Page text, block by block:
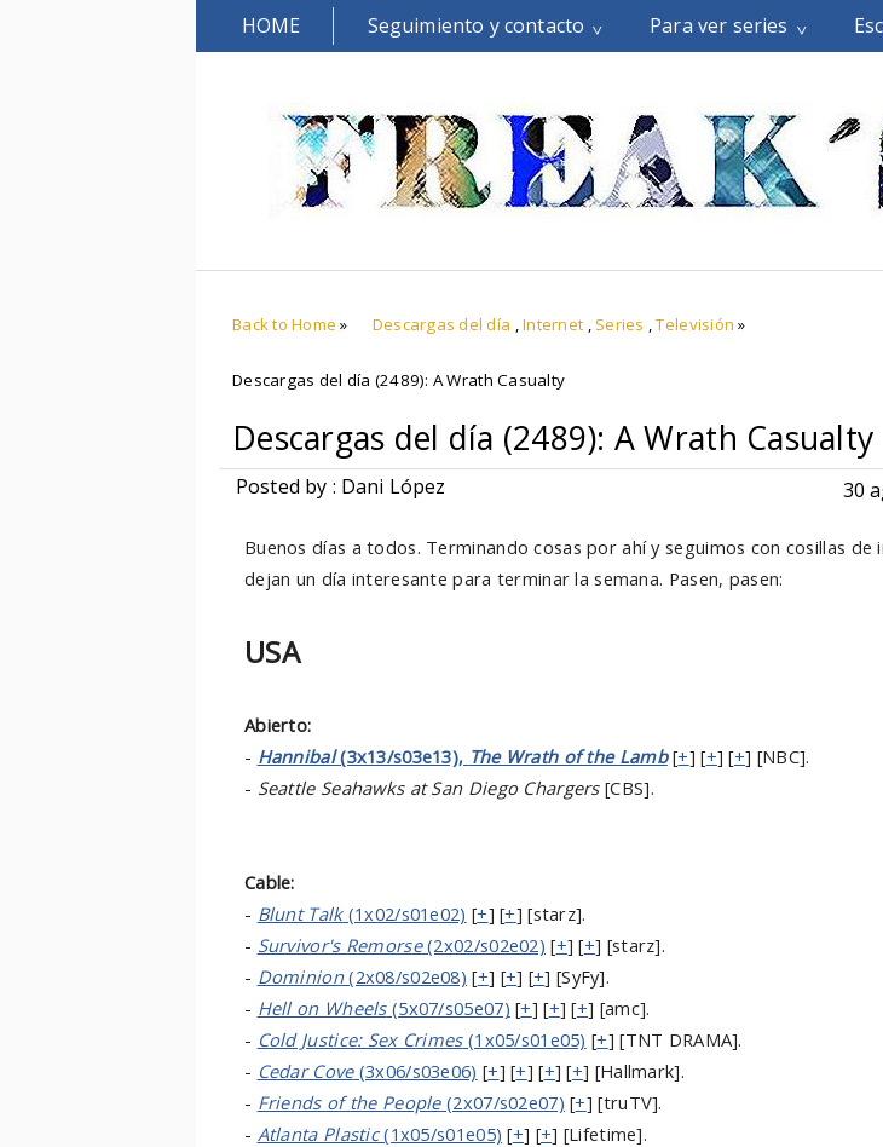
HOME Seguimiento y contacto Para ver series
Back to Home » Descargas del día ,Internet , Series ,Televisión »
Descargas del día (2489): A Wrath Casualty
Descargas del día (2489): A Wrath Casualty
Posted by : Dani López 30
Buenos días a todos. Terminando cosas por ahí y seguimos con cosillas de
dejan un día interesante para terminar la semana. Pasen, pasen:
USA
Abierto:
- Hannibal(3x13/s03e13), The Wrath of the Lamb[+] [+] [+] [NBC].
- Seattle Seahawks at San Diego Chargers[CBS].
Cable:
- Blunt Talk(1x02/s01e02) [+] [+] [starz].
- Survivor's Remorse(2x02/s02e02) [+] [+] [starz].
- Dominion(2x08/s02e08) [+] [+] [+] [SyFy].
- Hell on Wheels(5x07/s05e07) [+] [+] [+] [amc].
- Cold Justice: Sex Crimes(1x05/s01e05) [+] [TNT DRAMA].
- Cedar Cove(3x06/s03e06) [+] [+] [+] [+] [Hallmark].
- Friends of the People(2x07/s02e07) [+] [truTV].
- Atlanta Plastic(1x05/s01e05) [+] [+] [Lifetime].